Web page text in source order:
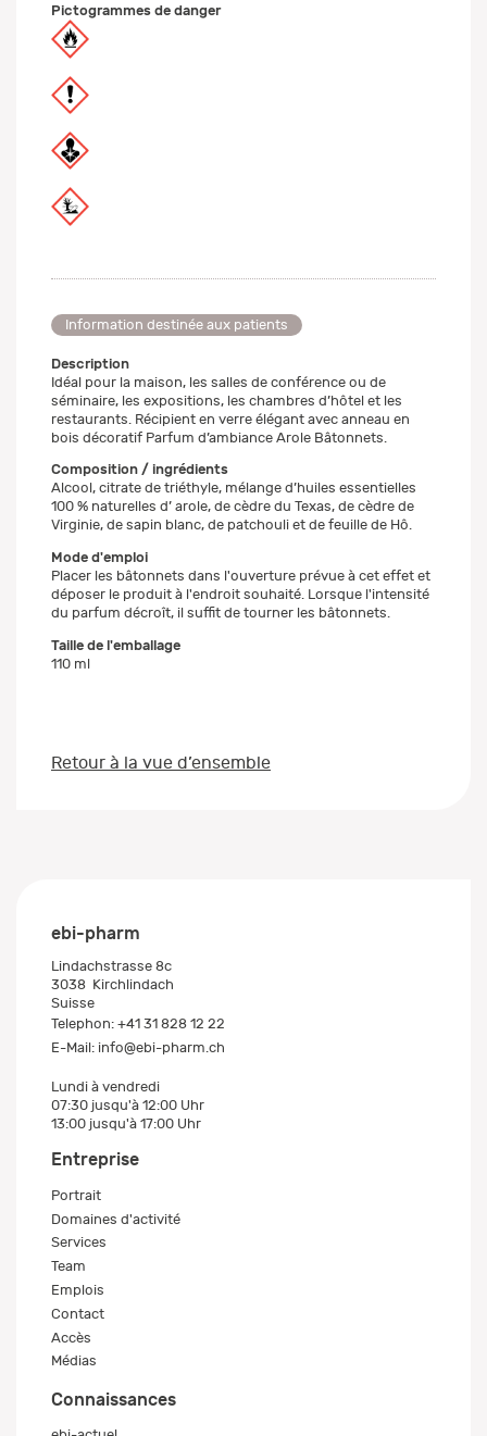
Pictogrammes de danger
Information destinée aux patients
Description
Idéal pour la maison, les salles de conférence ou de
séminaire, les expositions, les chambres d’hôtel et les
restaurants. Récipient en verre élégant avec anneau en
bois décoratif Parfum d’ambiance Arole Bâtonnets.
Composition / ingrédients
Alcool, citrate de triéthyle, mélange d’huiles essentielles
100 % naturelles d’ arole, de cèdre du Texas, de cèdre de
Virginie, de sapin blanc, de patchouli et de feuille de Hô.
Mode d'emploi
Placer les bâtonnets dans l'ouverture prévue à cet effet et
déposer le produit à l'endroit souhaité. Lorsque l'intensité
du parfum décroît, il suffit de tourner les bâtonnets.
Taille de l'emballage
110 ml
Retour à la vue d’ensemble
ebi-pharm
Lindachstrasse 8c
3038 Kirchlindach
Suisse
Telephon: +41 31 828 12 22
E-Mail: info@ebi-pharm.ch
Lundi à vendredi
07:30 jusqu'à 12:00 Uhr
13:00 jusqu'à 17:00 Uhr
Entreprise
Portrait
Domaines d'activité
Services
Team
Emplois
Contact
Accès
Médias
Connaissances